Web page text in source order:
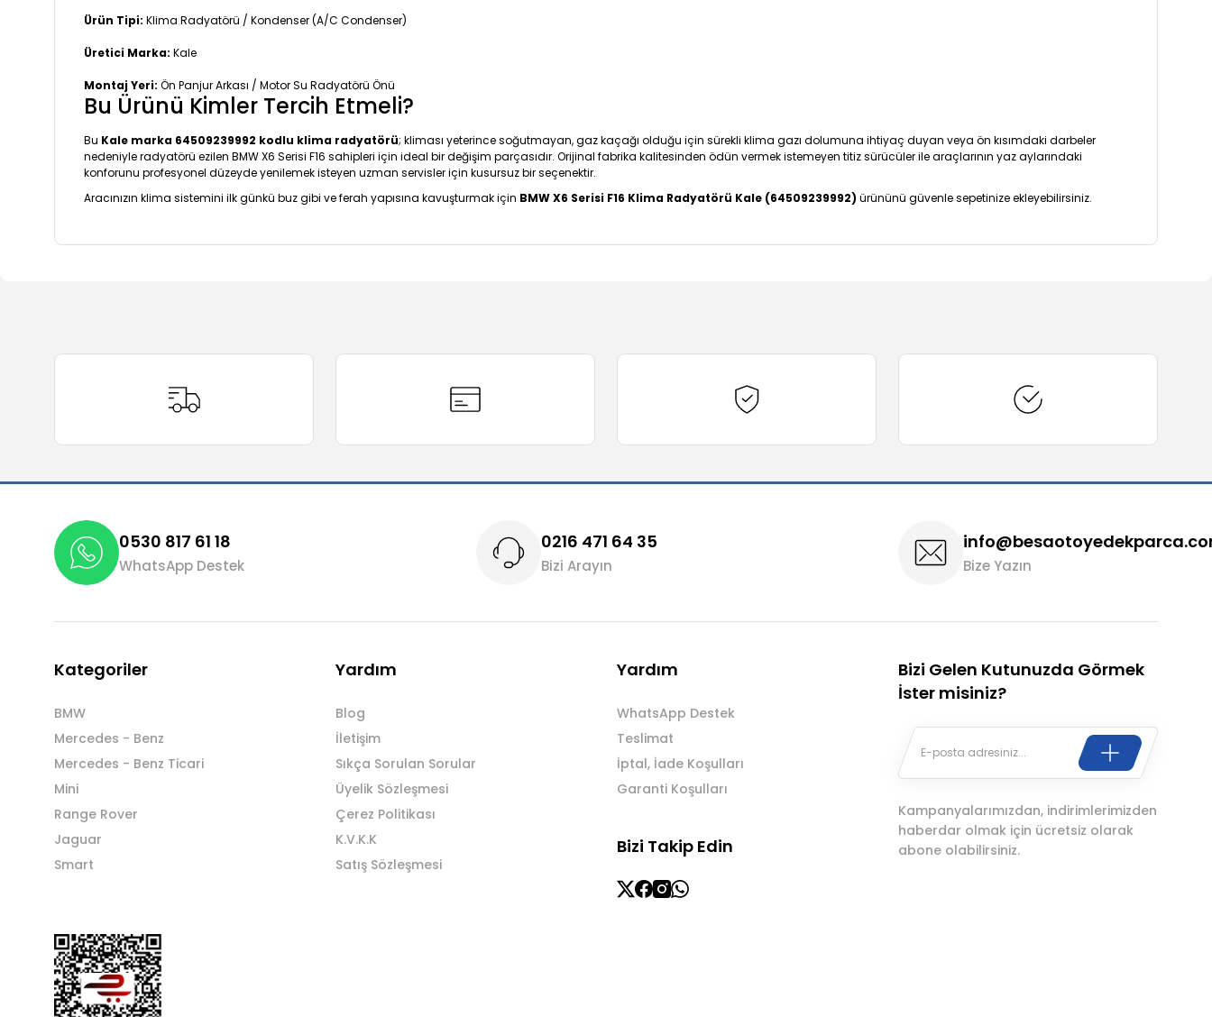
Ürün Tipi: Klima Radyatörü / Kondenser (A/C Condenser)
Üretici Marka: Kale
Montaj Yeri: Ön Panjur Arkası / Motor Su Radyatörü Önü
Bu Ürünü Kimler Tercih Etmeli?
Bu Kale marka 64509239992 kodlu klima radyatörü; kliması yeterince soğutmayan, gaz kaçağı olduğu için sürekli klima gazı dolumuna ihtiyaç duyan veya ön kısımdaki darbeler
nedeniyle radyatörü ezilen BMW X6 Serisi F16 sahipleri için ideal bir değişim parçasıdır. Orijinal fabrika kalitesinden ödün vermek istemeyen titiz sürücüler ile araçlarının yaz aylarındaki
konforunu profesyonel düzeyde yenilemek isteyen uzman servisler için kusursuz bir seçenektir.
Aracınızın klima sistemini ilk günkü buz gibi ve ferah yapısına kavuşturmak için BMW X6 Serisi F16 Klima Radyatörü Kale (64509239992) ürününü güvenle sepetinize ekleyebilirsiniz.
Ürün bilgilerinde hatalar bulunuyor.
Bu ürüne benzer farklı alternatifler olmalı.
Gönder
0530 817 61 18
WhatsApp Destek
0216 471 64 35
Bizi Arayın Bize Yazın
Kategoriler
BMW
Mercedes - Benz
Mercedes - Benz Ticari
Mini
Range Rover
Jaguar
Smart
Yardım
Blog
İletişim
Sıkça Sorulan Sorular
Üyelik Sözleşmesi
Çerez Politikası
K.V.K.K
Satış Sözleşmesi
Yardım
WhatsApp Destek
Teslimat
İptal, İade Koşulları
Garanti Koşulları
Bizi Takip Edin
Bizi Gelen Kutunuzda Görmek
İster misiniz?
Kampanyalarımızdan, indirimlerimizden
haberdar olmak için ücretsiz olarak
abone olabilirsiniz.